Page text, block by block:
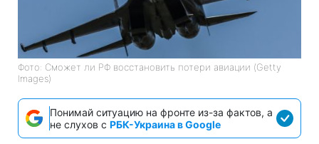
Фото: Сможет ли РФ восстановить потери авиации (Getty
Images)
Понимай ситуацию на фронте из-за фактов, а
не слухов с РБК-Украина в Google